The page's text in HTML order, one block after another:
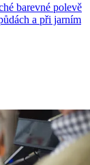
barevné polevě
a při jarním